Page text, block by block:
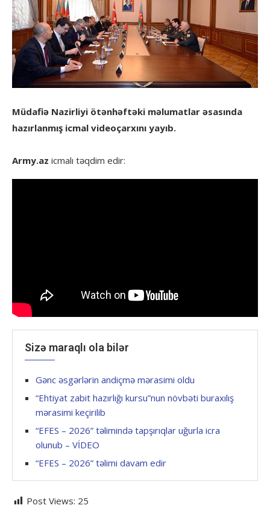
Müdafiə Nazirliyi ötənhəftəki məlumatlar əsasında
hazırlanmış icmal videoçarxını yayıb.
Army.az icmalı təqdim edir:
Sizə maraqlı ola bilər
Gənc əsgərlərin andiçmə mərasimi oldu
“Ehtiyat zabit hazırlığı kursu”nun növbəti buraxılış
mərasimi keçirilib
“EFES – 2026” təlimində tapşırıqlar uğurla icra
olunub – VİDEO
“EFES – 2026” təlimi davam edir
Post Views: 25